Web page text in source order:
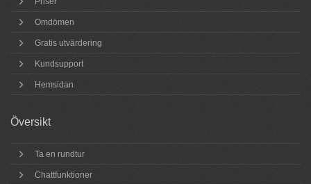
Omdömen
Gratis utvärdering
Kundsupport
Hemsidan
Översikt
Ta en rundtur
Chattfunktioner